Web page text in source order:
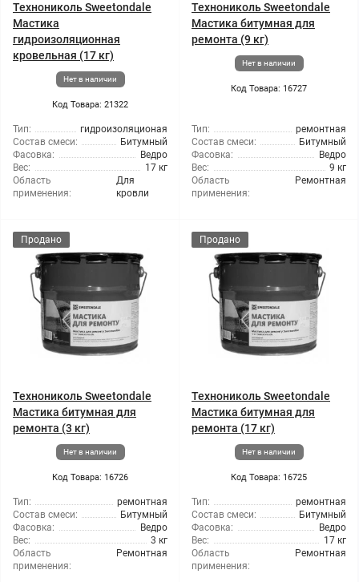
Технониколь Sweetondale
Мастика
гидроизоляционная
кровельная (17 кг)
Нет в наличии
Код Товара: 21322
Тип:
гидроизоляционая
Состав смеси:
Битумный
Фасовка:
Ведро
Вес:
17 кг
Область
применения:
Для
кровли
Технониколь Sweetondale
Мастика битумная для
ремонта (9 кг)
Нет в наличии
Код Товара: 16727
Тип:
ремонтная
Состав смеси:
Битумный
Фасовка:
Ведро
Вес:
9 кг
Область
применения:
Ремонтная
Продано
Технониколь Sweetondale
Мастика битумная для
ремонта (3 кг)
Нет в наличии
Код Товара: 16726
Тип:
ремонтная
Состав смеси:
Битумный
Фасовка:
Ведро
Вес:
3 кг
Область
применения:
Ремонтная
Продано
Технониколь Sweetondale
Мастика битумная для
ремонта (17 кг)
Нет в наличии
Код Товара: 16725
Тип:
ремонтная
Состав смеси:
Битумный
Фасовка:
Ведро
Вес:
17 кг
Область
применения:
Ремонтная